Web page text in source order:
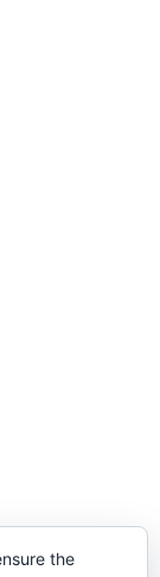
que
the